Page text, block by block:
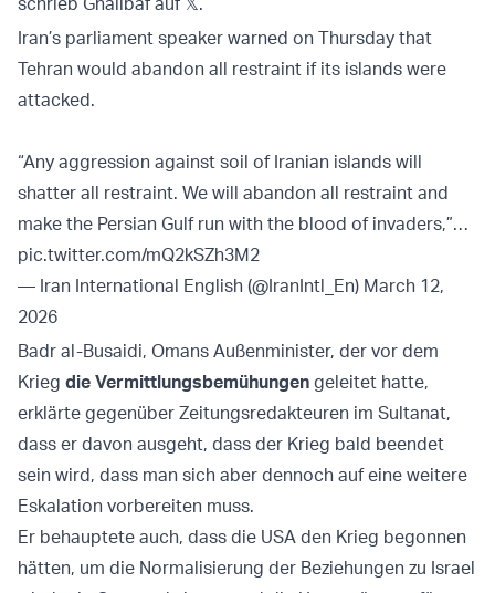
Iran’s parliament speaker warned on Thursday that
Tehran would abandon all restraint if its islands were
attacked.
“Any aggression against soil of Iranian islands will
shatter all restraint. We will abandon all restraint and
make the Persian Gulf run with the blood of invaders,”…
pic.twitter.com/mQ2kSZh3M2
— Iran International English (@IranIntl_En) March 12,
2026
Badr al-Busaidi, Omans Außenminister, der vor dem
Krieg die Vermittlungsbemühungen geleitet hatte,
erklärte gegenüber Zeitungsredakteuren im Sultanat,
dass er davon ausgeht, dass der Krieg bald beendet
sein wird, dass man sich aber dennoch auf eine weitere
Eskalation vorbereiten muss.
Er behauptete auch, dass die USA den Krieg begonnen
hätten, um die Normalisierung der Beziehungen zu Israel